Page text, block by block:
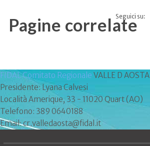
Seguici su:
Pagine correlate
FIDAL Comitato Regionale VALLE D AOSTA
Presidente: Lyana Calvesi
Località Amerique, 33 - 11020 Quart (AO)
Telefono: 389 0640188
Email: cr.valledaosta@fidal.it